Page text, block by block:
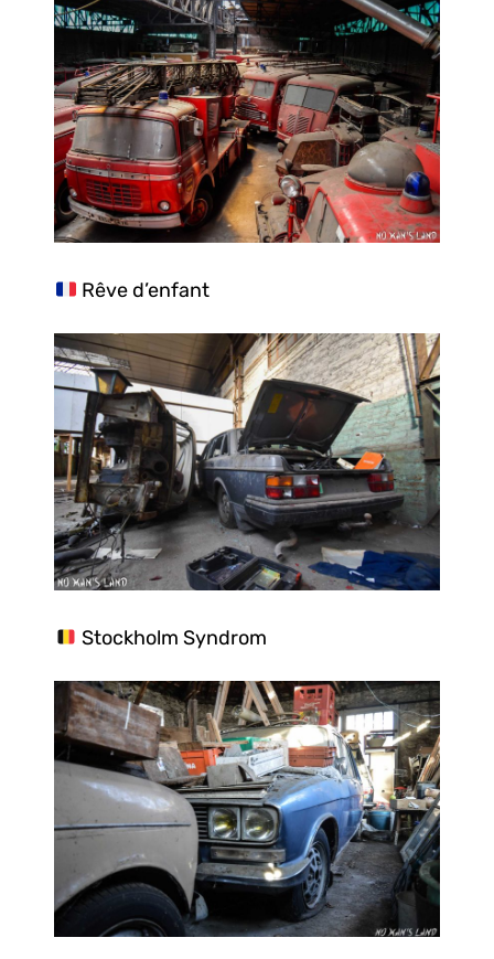
Rêve d’enfant
Stockholm Syndrom